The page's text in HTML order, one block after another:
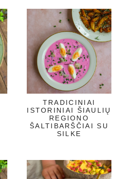
TRADICINIAI
ISTORINIAI ŠIAULIŲ
REGIONO
ŠALTIBARŠČIAI SU
SILKE